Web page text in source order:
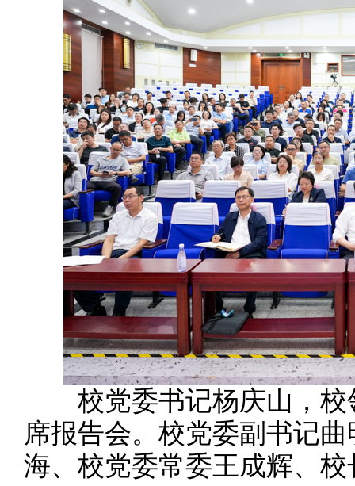
校党委书记杨庆山，校
席报告会。校党委副书记
海、校党委常委王成辉、